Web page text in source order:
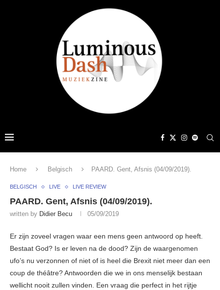
Home Belgisch PAARD. Gent, Afsnis (04/09/2019).
BELGISCH LIVE LIVE REVIEW
PAARD. Gent, Afsnis (04/09/2019).
written by Didier Becu 05/09/2019
Er zijn zoveel vragen waar een mens geen antwoord op heeft.
Bestaat God? Is er leven na de dood? Zijn de waargenomen
ufo’s nu verzonnen of niet of is heel die Brexit niet meer dan een
coup de théâtre? Antwoorden die we in ons menselijk bestaan
wellicht nooit zullen vinden. Een vraag die perfect in het rijtje